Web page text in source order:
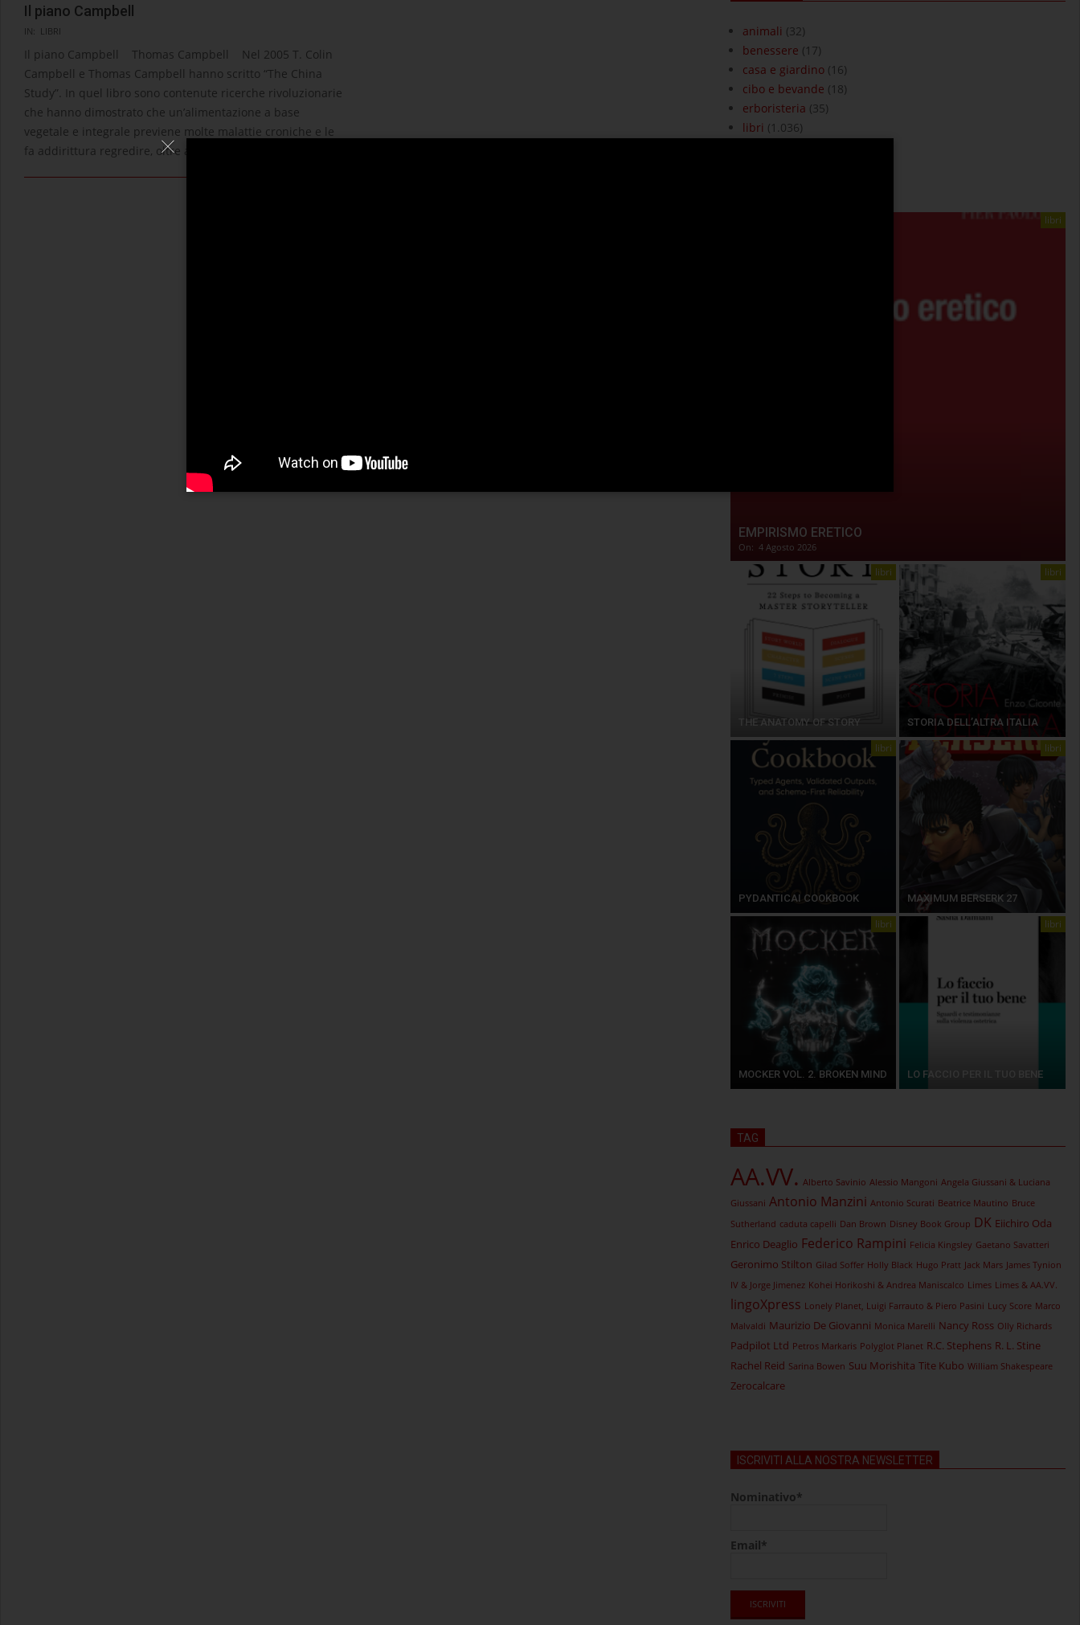
Il piano Campbell
2021-
07-
15
IN: LIBRI
Il piano Campbell Thomas Campbell Nel 2005 T. Colin
Campbell e Thomas Campbell hanno scritto “The China
Study”. In quel libro sono contenute ricerche rivoluzionarie
che hanno dimostrato che un’alimentazione a base
vegetale e integrale previene molte malattie croniche e le
fa addirittura regredire, oltre a riequilibrare il
animali (32)
benessere (17)
casa e giardino(16)
cibo e bevande (18)
erboristeria (35)
libri (1.036)
libri
EMPIRISMO ERETICO
On: 4 Agosto 2026
libri
THE ANATOMY OF STORY
libri
STORIA DELL’ALTRA ITALIA
libri
PYDANTICAI COOKBOOK
libri
MAXIMUM BERSERK 27
libri
MOCKER VOL. 2. BROKEN MIND
libri
LO FACCIO PER IL TUO BENE
TAG
AA.VV. Alberto Savinio Alessio Mangoni Angela Giussani & Luciana
Giussani Antonio Manzini Antonio Scurati Beatrice Mautino Bruce
Sutherland caduta capelli Dan Brown Disney Book Group DK Eiichiro Oda
Enrico Deaglio Federico Rampini Felicia Kingsley Gaetano Savatteri
Geronimo Stilton Gilad Soffer Holly Black Hugo Pratt Jack Mars James Tynion
IV & Jorge Jimenez Kohei Horikoshi & Andrea Maniscalco Limes Limes & AA.VV.
lingoXpress Lonely Planet, Luigi Farrauto & Piero Pasini Lucy Score Marco
Malvaldi Maurizio De Giovanni Monica Marelli Nancy Ross Olly Richards
Padpilot Ltd Petros Markaris Polyglot Planet R.C. Stephens R. L. Stine
Rachel Reid Sarina Bowen Suu Morishita Tite Kubo William Shakespeare
Zerocalcare
ISCRIVITI ALLA NOSTRA NEWSLETTER
Nominativo*
Email*